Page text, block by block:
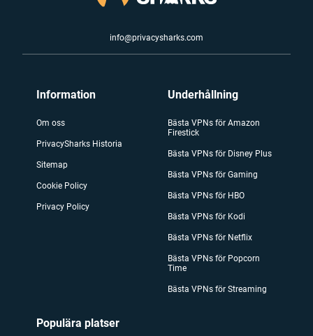
info@privacysharks.com
Information
Om oss
PrivacySharks Historia
Sitemap
Cookie Policy
Privacy Policy
Underhållning
Bästa VPNs för Amazon
Firestick
Bästa VPNs för Disney Plus
Bästa VPNs för Gaming
Bästa VPNs för HBO
Bästa VPNs för Kodi
Bästa VPNs för Netflix
Bästa VPNs för Popcorn
Time
Bästa VPNs för Streaming
Populära platser